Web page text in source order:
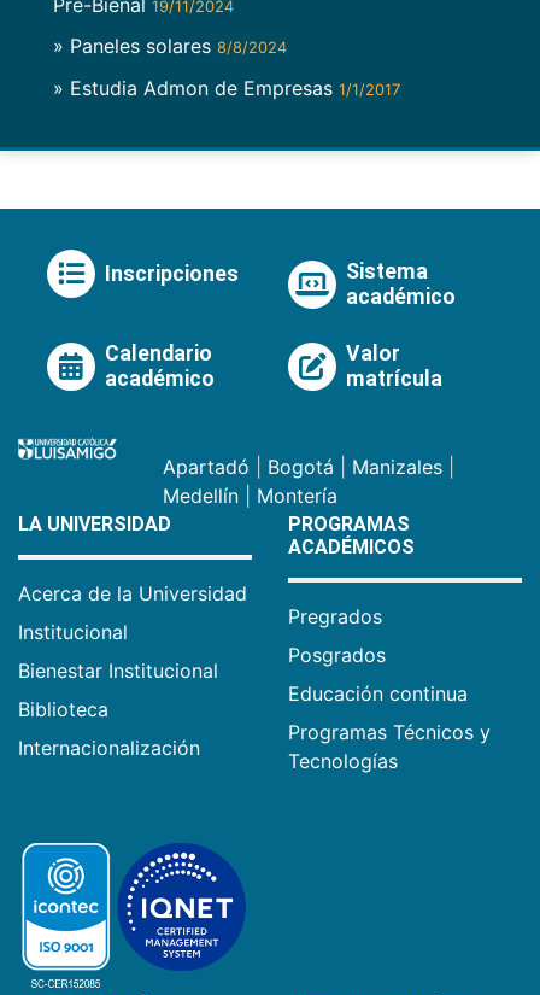
Pre-Bienal 19/11/2024
» Paneles solares 8/8/2024
» Estudia Admon de Empresas 1/1/2017
Inscripciones
Sistema
académico
Calendario
académico
Valor
matrícula
Apartadó Bogotá Manizales
Medellín
Montería
LA UNIVERSIDAD
Acerca de la Universidad
Institucional
Bienestar Institucional
Biblioteca
Internacionalización
PROGRAMAS
ACADÉMICOS
Pregrados
Posgrados
Educación continua
Programas Técnicos y
Tecnologías